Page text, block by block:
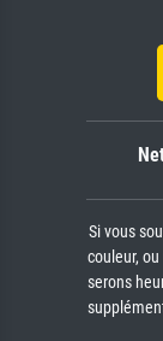
Si vous
couleur,
serons